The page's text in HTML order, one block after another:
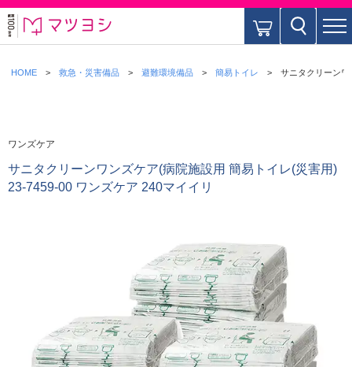
HOME 救急・災害備品 避難環境備品 簡易トイレ サニタクリーン
ワンズケア
サニタクリーンワンズケア(病院施設用 簡易トイレ(災害用)
23-7459-00 ワンズケア 240マイイリ